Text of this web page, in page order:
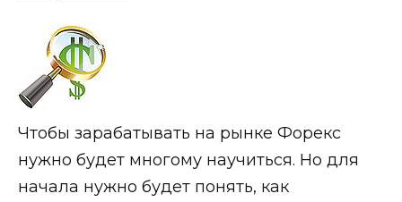
Чтобы зарабатывать на рынке Форекс
нужно будет многому научиться. Но для
начала нужно будет понять, как